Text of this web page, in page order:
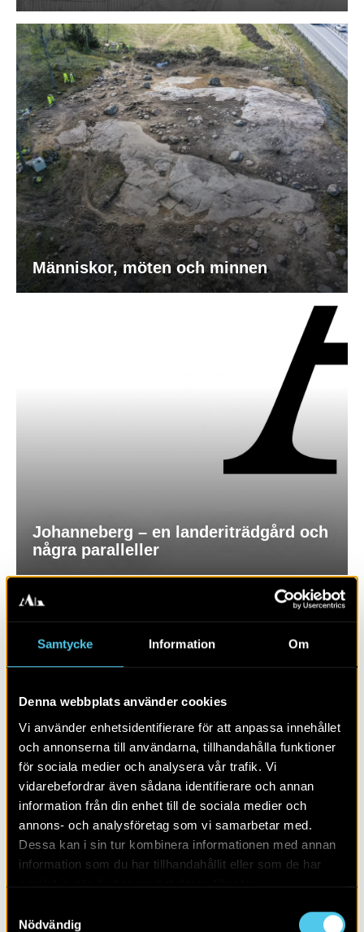
Samtycke Information Om
Denna webbplats använder cookies
Vi använder enhetsidentifierare för att anpassa innehållet
och annonserna till användarna, tillhandahålla funktioner
för sociala medier och analysera vår trafik. Vi
vidarebefordrar även sådana identifierare och annan
information från din enhet till de sociala medier och
annons- och analysföretag som vi samarbetar med.
Dessa kan i sin tur kombinera informationen med annan
information som du har tillhandahållit eller som de har
Nödvändig
Människor, möten och minnen
Johanneberg – en landeriträdgård och
några paralleller
Skärvstensgraven på Hasselhöjden